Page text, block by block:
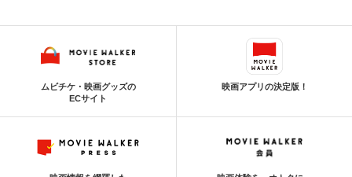
ムビチケ・映画グッズの
ECサイト
映画アプリの決定版！